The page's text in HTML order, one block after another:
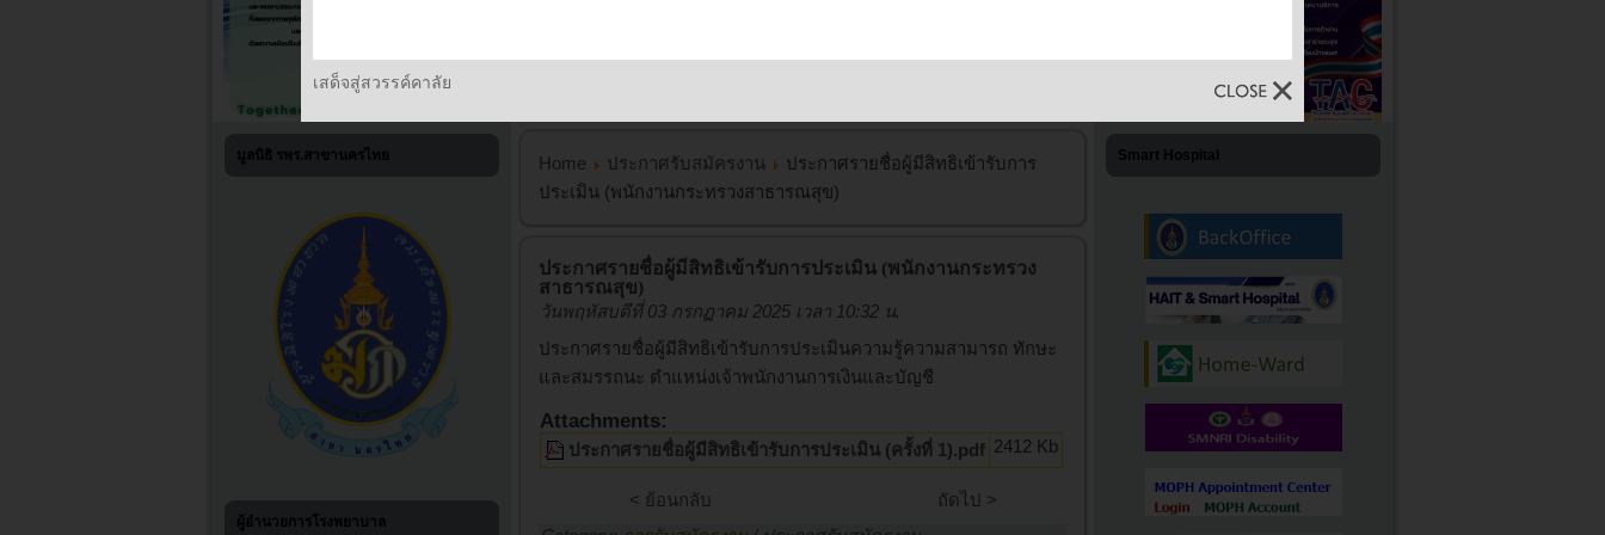
มูลนิธิ รพร.สาขานครไทย
ผู้อำนวยการโรงพยาบาล
Home ประกาศรับสมัครงาน
ประกาศรายชื่อผู้มีสิทธิเข้ารับการ
ประเมิน (พนักงานกระทรวงสาธารณสุข)
ประกาศรายชื่อผู้มีสิทธิเข้ารับการประเมิน (พนักงานกระทรวง
สาธารณสุข)
วันพฤหัสบดีที่ 03 กรกฏาคม 2025 เวลา 10:32 น.
ประกาศรายชื่อผู้มีสิทธิเข้ารับการประเมินความรู้ความสามารถ ทักษะ
และสมรรถนะ ตำแหน่งเจ้าพนักงานการเงินและบัญชี
Attachments:
ประกาศรายชื่อผู้มีสิทธิเข้ารับการประเมิน (ครั้งที่ 1).pdf 2412 Kb
< ย้อนกลับ
ถัดไป >
Smart Hospital
เสด็จสู่สวรรค์คาลัย